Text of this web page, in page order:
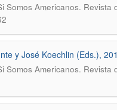
Somos Americanos. Revista
y José Koechlin (Eds.),
Somos Americanos. Revista